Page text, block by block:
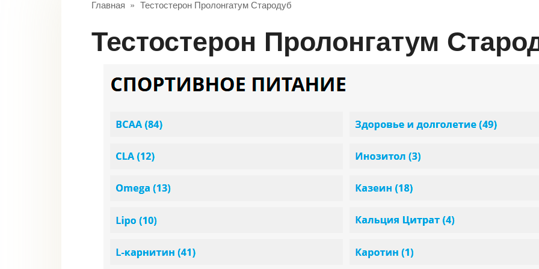
Главная » Тестостерон Пролонгатум Стародуб
Тестостерон Пролонгатум